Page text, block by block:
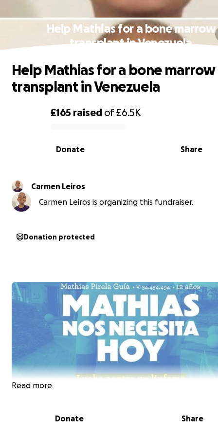
Help Mathias for a bone marrow
transplant in Venezuela
0% complete
£165 raised of£6.5K
Share
Donate
Help Mathias for a bone marrow
transplant in Venezuela
Carmen Leiros
Carmen Leiros is organizing this fundraiser.
Donation protected
Read more
Donate Share